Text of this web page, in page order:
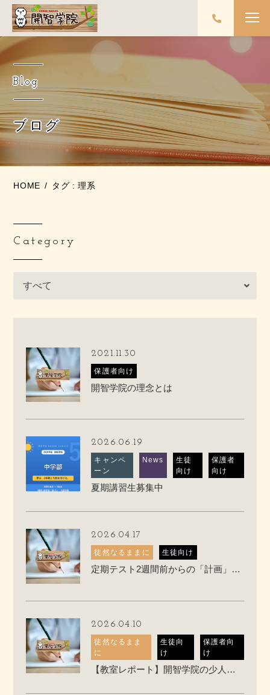
Blog
ブログ
HOME タグ : 理系
2021.11.30
保護者向け
開智学院の理念とは
2026.06.19
キャンペ
ーン
News
生徒
向け
保護者
向け
夏期講習生募集中
2026.04.17
徒然なるままに 生徒向け
定期テスト2週間前からの「計画」の立て方
2026.04.10
徒然なるまま
に
生徒向
け
保護者向
け
【教室レポート】開智学院の少人数授業ってこんな感じです
Category